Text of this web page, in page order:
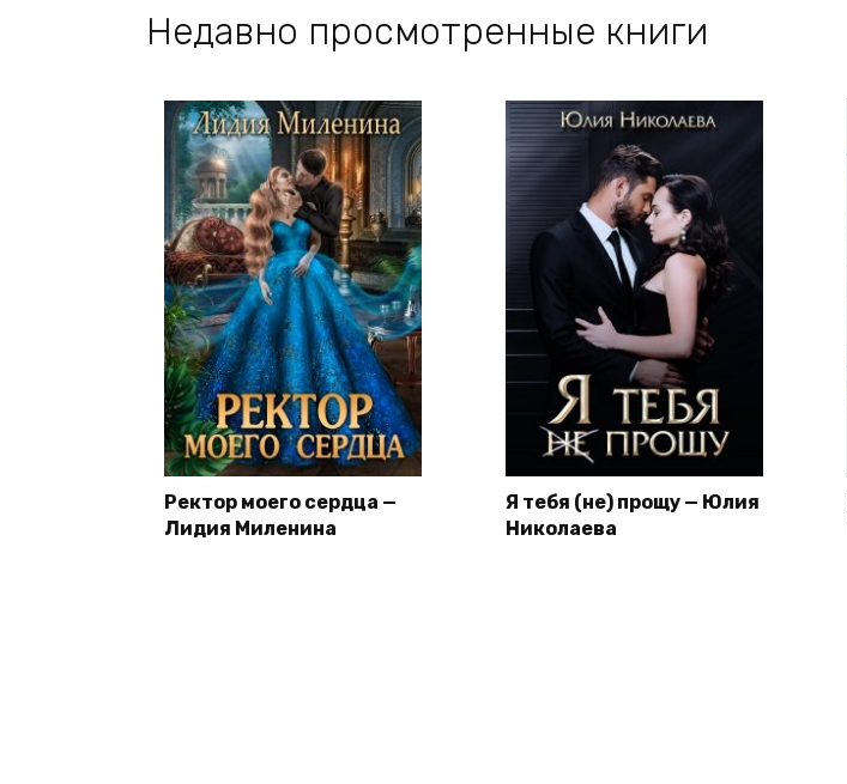
Недавно просмотренные книги
Ректор моего сердца —
Лидия Миленина
Я тебя (не) прощу — Юлия
Николаева